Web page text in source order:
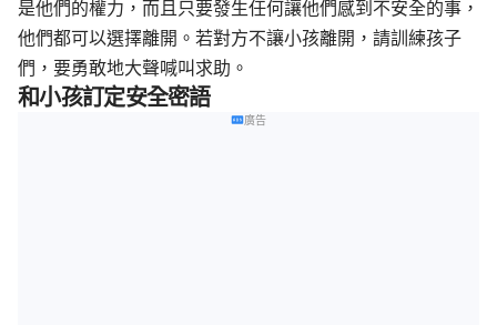
是他們的權力，而且只要發生任何讓他們感到不安全的事，
他們都可以選擇離開。若對方不讓小孩離開，請訓練孩子
們，要勇敢地大聲喊叫求助。
和小孩訂定安全密語
廣告